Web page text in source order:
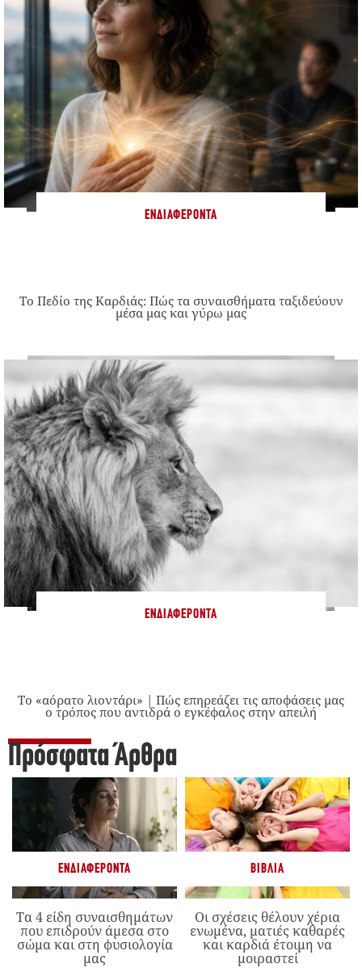
ΕΝΔΙΑΦΈΡΟΝΤΑ
Το Πεδίο της Καρδιάς: Πώς τα συναισθήματα ταξιδεύουν
μέσα μας και γύρω μας
ΕΝΔΙΑΦΈΡΟΝΤΑ
Το «αόρατο λιοντάρι» | Πώς επηρεάζει τις αποφάσεις μας
ο τρόπος που αντιδρά ο εγκέφαλος στην απειλή
Πρόσφατα Άρθρα
ΕΝΔΙΑΦΈΡΟΝΤΑ
Τα 4 είδη συναισθημάτων
που επιδρούν άμεσα στο
σώμα και στη φυσιολογία
μας
ΒΙΒΛΊΑ
Οι σχέσεις θέλουν χέρια
ενωμένα, ματιές καθαρές
και καρδιά έτοιμη να
μοιραστεί